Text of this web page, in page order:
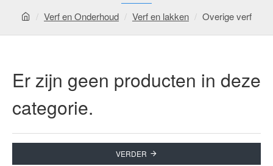
Verf en Onderhoud Verf en lakken Overige verf
Er zijn geen producten in deze
categorie.
VERDER